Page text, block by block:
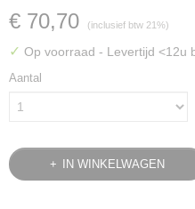
€ 70,70 (inclusief btw 21%)
✓ Op voorraad - Levertijd <12u
Aantal
IN WINKELWAGEN